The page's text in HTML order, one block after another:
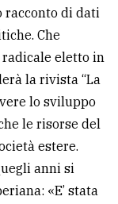
racconto di dati
Che
eletto in
la rivista “La
lo sviluppo
le risorse del
estere.
anni si
«E’ stata